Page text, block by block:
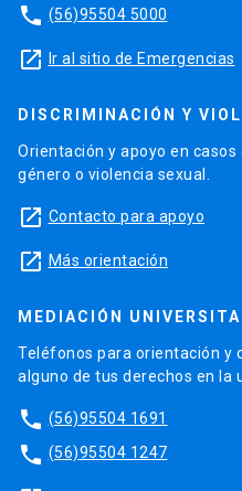
phone (56)95504 5000
launch Ir al sitio de Emergencias
DISCRIMINACIÓN Y
Orientación y apoyo en
género o violencia sexual.
launch Contacto para apoyo
launch Más orientación
MEDIACIÓN
Teléfonos para orientación y
alguno de tus derechos en la
phone (56)95504 1691
phone (56)95504 1247